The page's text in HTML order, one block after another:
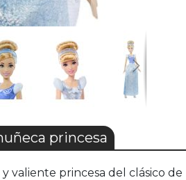
princesa
valiente princesa del clásico